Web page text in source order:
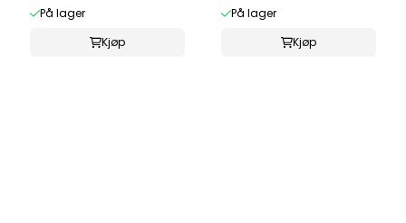
På lager
Kjøp
På lager
Kjøp